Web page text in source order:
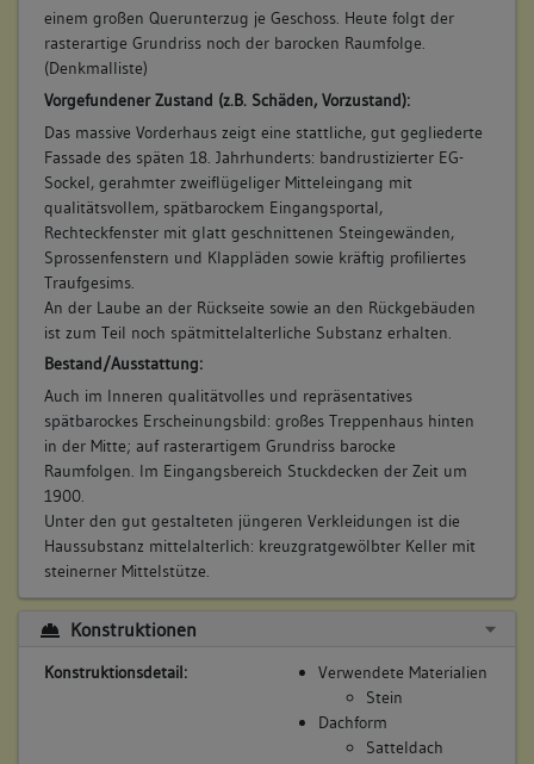
einem großen Querunterzug je Geschoss. Heute folgt der
rasterartige Grundriss noch der barocken Raumfolge.
(Denkmalliste)
Vorgefundener Zustand (z.B. Schäden, Vorzustand):
Das massive Vorderhaus zeigt eine stattliche, gut gegliederte
Fassade des späten 18. Jahrhunderts: bandrustizierter EG-
Sockel, gerahmter zweiflügeliger Mitteleingang mit
qualitätsvollem, spätbarockem Eingangsportal,
Rechteckfenster mit glatt geschnittenen Steingewänden,
Sprossenfenstern und Klappläden sowie kräftig profiliertes
Traufgesims.
An der Laube an der Rückseite sowie an den Rückgebäuden
ist zum Teil noch spätmittelalterliche Substanz erhalten.
Bestand/Ausstattung:
Auch im Inneren qualitätvolles und repräsentatives
spätbarockes Erscheinungsbild: großes Treppenhaus hinten
in der Mitte; auf rasterartigem Grundriss barocke
Raumfolgen. Im Eingangsbereich Stuckdecken der Zeit um
1900.
Unter den gut gestalteten jüngeren Verkleidungen ist die
Haussubstanz mittelalterlich: kreuzgratgewölbter Keller mit
steinerner Mittelstütze.
Konstruktionen
Konstruktionsdetail:
Verwendete Materialien
Stein
Dachform
Satteldach